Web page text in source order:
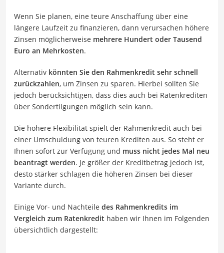
Wenn Sie planen, eine teure Anschaffung über eine
längere Laufzeit zu finanzieren, dann verursachen höhere
Zinsen möglicherweise mehrere Hundert oder Tausend
Euro an Mehrkosten.
Alternativ könnten Sie den Rahmenkredit sehr schnell
zurückzahlen, um Zinsen zu sparen. Hierbei sollten Sie
jedoch berücksichtigen, dass dies auch bei Ratenkrediten
über Sondertilgungen möglich sein kann.
Die höhere Flexibilität spielt der Rahmenkredit auch bei
einer Umschuldung von teuren Krediten aus. So steht er
Ihnen sofort zur Verfügung und muss nicht jedes Mal neu
beantragt werden. Je größer der Kreditbetrag jedoch ist,
desto stärker schlagen die höheren Zinsen bei dieser
Variante durch.
Einige Vor- und Nachteile des Rahmenkredits im
Vergleich zum Ratenkredit haben wir Ihnen im Folgenden
übersichtlich dargestellt: